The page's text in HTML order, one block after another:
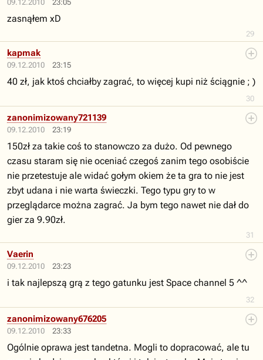
09.12.2010 23:05
29
zasnąłem xD
09.12.2010 23:15
30
kapmak
40 zł, jak ktoś chciałby zagrać, to więcej kupi niż ściągnie ; )
09.12.2010 23:19
31
zanonimizowany721139
150zł za takie coś to stanowczo za dużo. Od pewnego
czasu staram się nie oceniać czegoś zanim tego osobiście
nie przetestuje ale widać gołym okiem że ta gra to nie jest
zbyt udana i nie warta świeczki. Tego typu gry to w
przeglądarce można zagrać. Ja bym tego nawet nie dał do
gier za 9.90zł.
09.12.2010 23:23
32
Vaerin
i tak najlepszą grą z tego gatunku jest Space channel 5 ^^
09.12.2010 23:33
zanonimizowany676205
Ogólnie oprawa jest tandetna. Mogli to dopracować, ale tu